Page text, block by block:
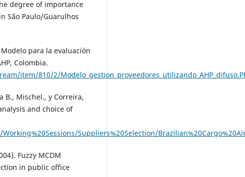
degree of importance
São Paulo/Guarulhos
Modelo para la evaluación
Colombia.
item/810/2/
B., Mischel., y Correira,
and choice of
Suppliers%20Selection/
Fuzzy MCDM
in public office